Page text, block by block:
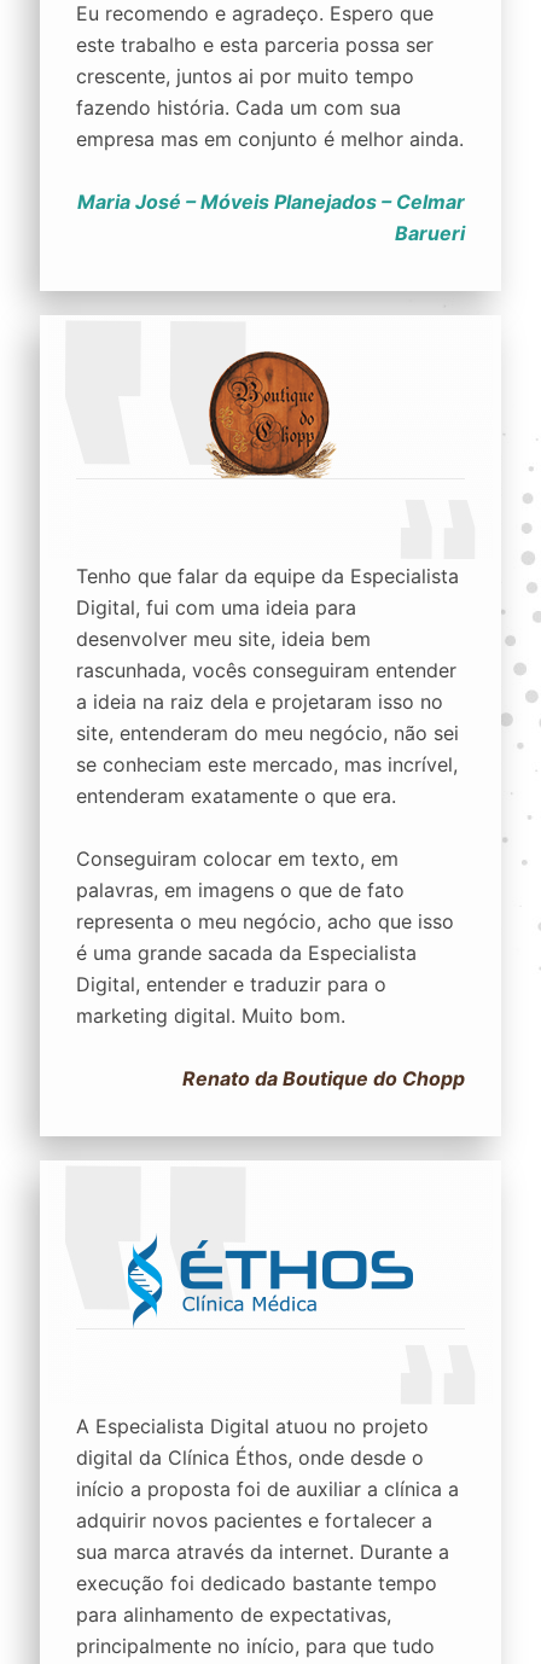
Eu recomendo e agradeço. Espero que
este trabalho e esta parceria possa ser
crescente, juntos ai por muito tempo
fazendo história. Cada um com sua
empresa mas em conjunto é melhor ainda.
Maria José – Móveis Planejados – Celmar
Barueri
Tenho que falar da equipe da Especialista
Digital, fui com uma ideia para
desenvolver meu site, ideia bem
rascunhada, vocês conseguiram entender
a ideia na raiz dela e projetaram isso no
site, entenderam do meu negócio, não sei
se conheciam este mercado, mas incrível,
entenderam exatamente o que era.
Conseguiram colocar em texto, em
palavras, em imagens o que de fato
representa o meu negócio, acho que isso
é uma grande sacada da Especialista
Digital, entender e traduzir para o
marketing digital. Muito bom.
Renato da Boutique do Chopp
A Especialista Digital atuou no projeto
digital da Clínica Éthos, onde desde o
início a proposta foi de auxiliar a clínica a
adquirir novos pacientes e fortalecer a
sua marca através da internet. Durante a
execução foi dedicado bastante tempo
para alinhamento de expectativas,
principalmente no início, para que tudo